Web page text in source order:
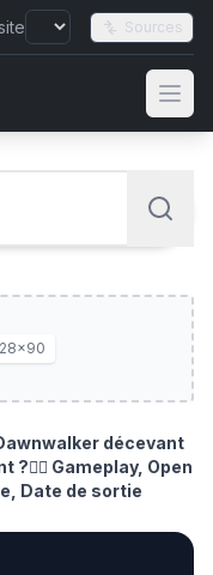
Sources
décevant
?🧛‍♀️ Gameplay, Open
Date de sortie